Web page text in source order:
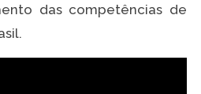
das competências de